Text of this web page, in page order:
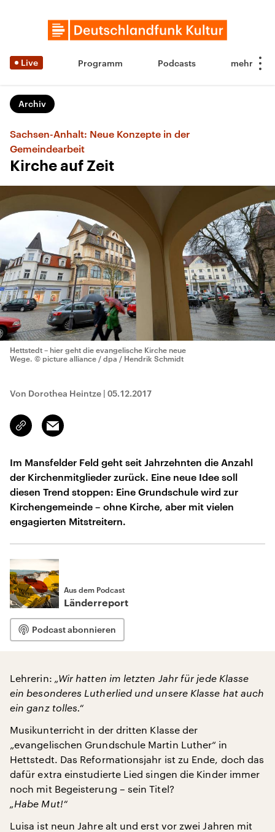
Live Programm Podcasts
Archiv
Sachsen-Anhalt: Neue Konzepte in der
Gemeindearbeit
Kirche auf Zeit
Hettstedt – hier geht die evangelische Kirche neue
Wege. © picture alliance / dpa / Hendrik Schmidt
Von Dorothea Heintze | 05.12.2017
Link
kopieren/teilen
Email
Im Mansfelder Feld geht seit Jahrzehnten die Anzahl
der Kirchenmitglieder zurück. Eine neue Idee soll
diesen Trend stoppen: Eine Grundschule wird zur
Kirchengemeinde – ohne Kirche, aber mit vielen
engagierten Mitstreitern.
Aus dem Podcast
Länderreport
Podcast abonnieren
Lehrerin: „Wir hatten im letzten Jahr für jede Klasse
ein besonderes Lutherlied und unsere Klasse hat auch
ein ganz tolles.“
Musikunterricht in der dritten Klasse der
„evangelischen Grundschule Martin Luther“ in
Hettstedt. Das Reformationsjahr ist zu Ende, doch das
dafür extra einstudierte Lied singen die Kinder immer
noch mit Begeisterung – sein Titel?
„Habe Mut!“
Luisa ist neun Jahre alt und erst vor zwei Jahren mit